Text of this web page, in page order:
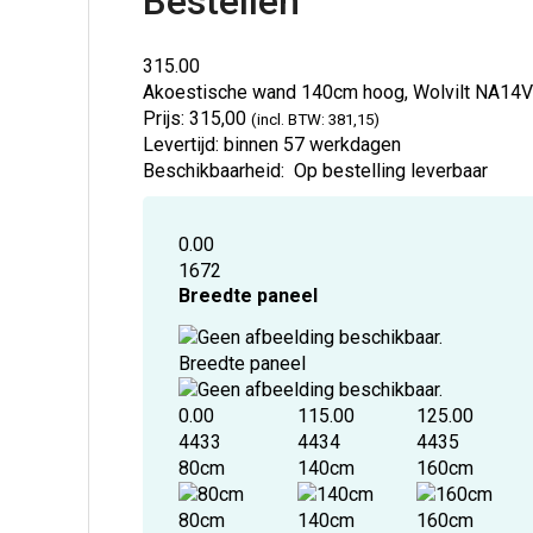
315.00
Akoestische wand 140cm hoog, Wolvilt NA14V
Prijs: 315,00 (incl. BTW: 381,15)
Levertijd: binnen 57 werkdagen
Beschikbaarheid: Op bestelling leverbaar
0.00
1672
Breedte paneel
Breedte paneel
0.00
4433
80cm
80cm
115.00
4434
140cm
140cm
125.00
4435
160cm
160cm